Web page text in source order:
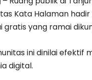
Kata Halaman
yang ramai
ini dinilai efektif
digital.